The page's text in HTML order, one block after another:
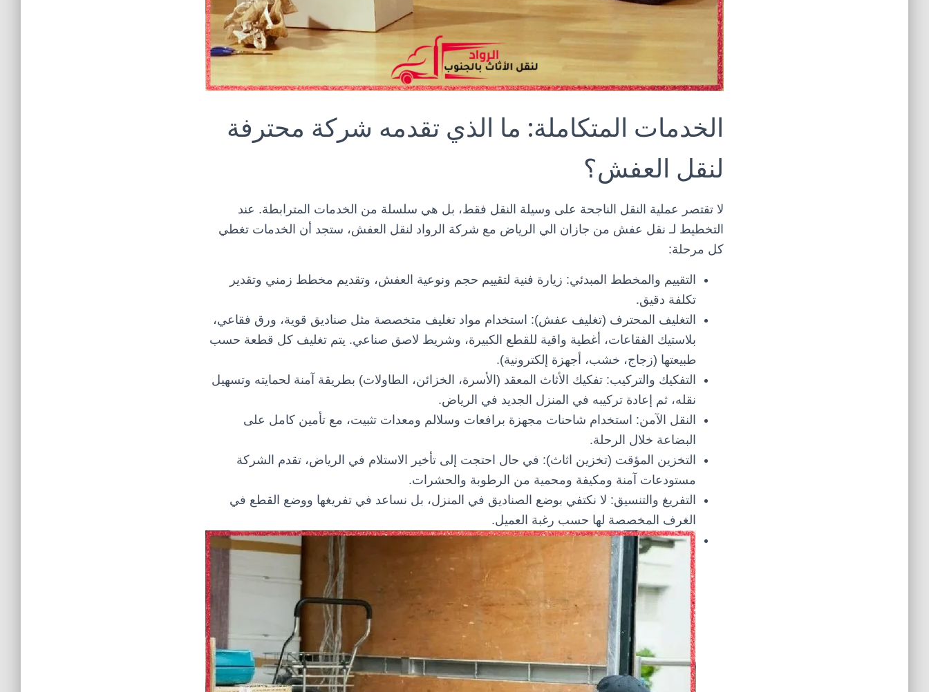
الخدمات المتكاملة: ما الذي تقدمه شركة محترفة
لنقل العفش؟
لا تقتصر عملية النقل الناجحة على وسيلة النقل فقط، بل هي سلسلة من الخدمات المترابطة. عند
التخطيط لـ نقل عفش من جازان الي الرياض مع شركة الرواد لنقل العفش، ستجد أن الخدمات تغطي
كل مرحلة:
التقييم والمخطط المبدئي: زيارة فنية لتقييم حجم ونوعية العفش، وتقديم مخطط زمني وتقدير
تكلفة دقيق.
التغليف المحترف (تغليف عفش): استخدام مواد تغليف متخصصة مثل صناديق قوية، ورق فقاعي،
بلاستيك الفقاعات، أغطية واقية للقطع الكبيرة، وشريط لاصق صناعي. يتم تغليف كل قطعة حسب
طبيعتها (زجاج، خشب، أجهزة إلكترونية).
التفكيك والتركيب: تفكيك الأثاث المعقد (الأسرة، الخزائن، الطاولات) بطريقة آمنة لحمايته وتسهيل
نقله، ثم إعادة تركيبه في المنزل الجديد في الرياض.
النقل الآمن: استخدام شاحنات مجهزة برافعات وسلالم ومعدات تثبيت، مع تأمين كامل على
البضاعة خلال الرحلة.
التخزين المؤقت (تخزين اثاث): في حال احتجت إلى تأخير الاستلام في الرياض، تقدم الشركة
مستودعات آمنة ومكيفة ومحمية من الرطوبة والحشرات.
التفريغ والتنسيق: لا نكتفي بوضع الصناديق في المنزل، بل نساعد في تفريغها ووضع القطع في
الغرف المخصصة لها حسب رغبة العميل.